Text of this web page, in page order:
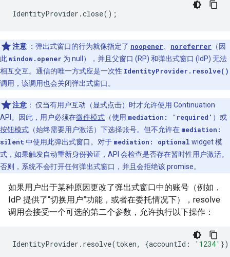
IdentityProvider .close();
注意 ：弹出式窗口的行为就像指定了 noopener noreferrer （因
此window.opener 为 null），并且父窗口 (RP) 和弹出式窗口 (IdP) 无法
相互交互。通信的唯一方式应是一次性 IdentityProvider.resolve()
调用，该调用也会关闭弹出式窗口。
注意 ： 仅当有用户互动（显式点击）时才允许使用 Continuation
API。因此，用户必须在微件模式 （使用 mediation: 'required' ）或
按钮模式 （始终需要用户激活）下选择账号。但不允许在 mediation:
silent 中使用此弹出式窗口。对于 mediation: optional widget 模
式，如果触发自动重新身份验证，API 会检查是否存在暂时性用户激活。
否则，系统不会打开任何弹出式窗口，并且会拒绝该 promise。
如果用户出于某种原因更改了弹出式窗口中的账号（例如，
IdP 提供了“切换用户”功能，或者在委托情况下），resolve
调用会接受一个可选的第二个参数，允许执行以下操作：
IdentityProvider . resolve(token, {accountId : '1234'